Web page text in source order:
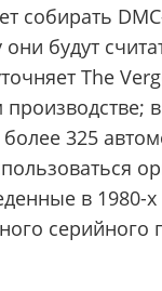
собирать
будут
The
более 325
в 1980-х
серийного